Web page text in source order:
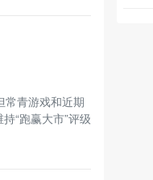
常青游戏和近期
“跑赢大市”评级